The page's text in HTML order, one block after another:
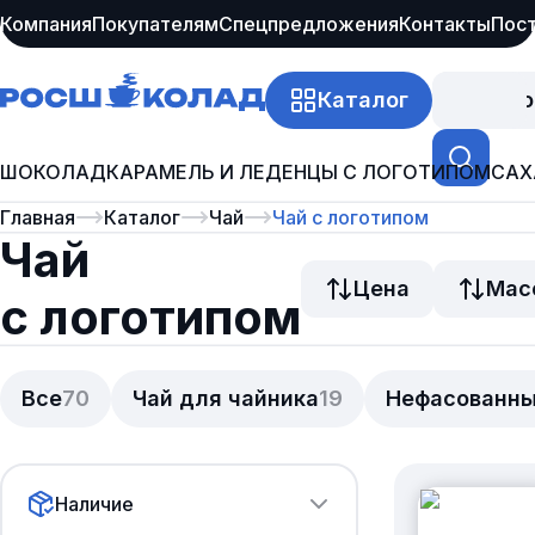
КомпанияПокупателямСпецпредложенияКонтакты
Каталог
ШОКОЛАДКАРАМЕЛЬ И ЛЕДЕНЦЫ С ЛОГОТИПОМ
Все70 Чай для чайника19
Главная Каталог Чай Чай с логотипом
Чай
с логотипом
Цена
Наличие